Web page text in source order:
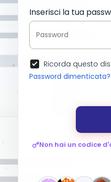
Inserisci la tua
Ricorda questo
Password dimenticata?
Non hai un codice